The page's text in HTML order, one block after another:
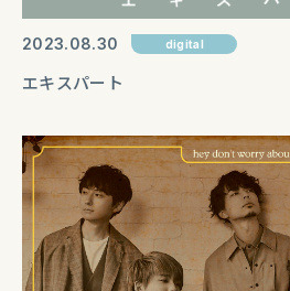
2023 08 30 digital
エキスパート